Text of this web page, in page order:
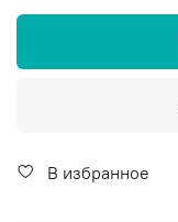
В избранное